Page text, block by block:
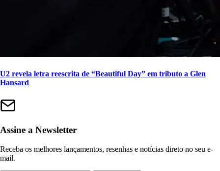
U2 revela letra reescrita de “Beautiful Day” em tributo a Glen
Hansard
Assine a Newsletter
Receba os melhores lançamentos, resenhas e notícias direto no seu e-
mail.